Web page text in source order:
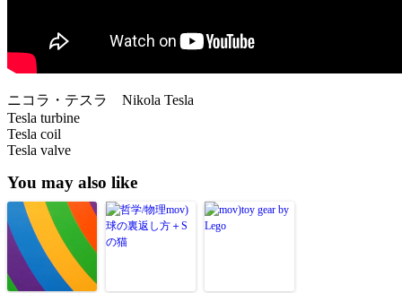
ニコラ・テスラ Nikola Tesla
Tesla turbine
Tesla coil
Tesla valve
You may also like